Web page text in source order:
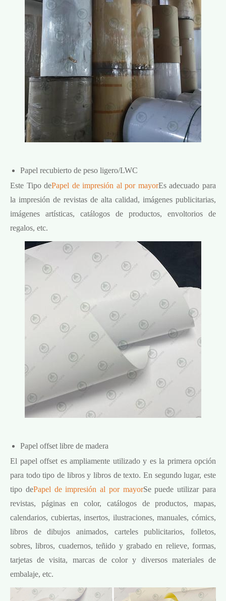
Papel recubierto de peso ligero/LWC
Este Tipo dePapel de impresión al por mayorEs adecuado para
la impresión de revistas de alta calidad, imágenes publicitarias,
imágenes artísticas, catálogos de productos, envoltorios de
regalos, etc.
Papel offset libre de madera
El papel offset es ampliamente utilizado y es la primera opción
para todo tipo de libros y libros de texto. En segundo lugar, este
tipo dePapel de impresión al por mayorSe puede utilizar para
revistas, páginas en color, catálogos de productos, mapas,
calendarios, cubiertas, insertos, ilustraciones, manuales, cómics,
libros de dibujos animados, carteles publicitarios, folletos,
sobres, libros, cuadernos, teñido y grabado en relieve, formas,
tarjetas de visita, marcas de color y diversos materiales de
embalaje, etc.